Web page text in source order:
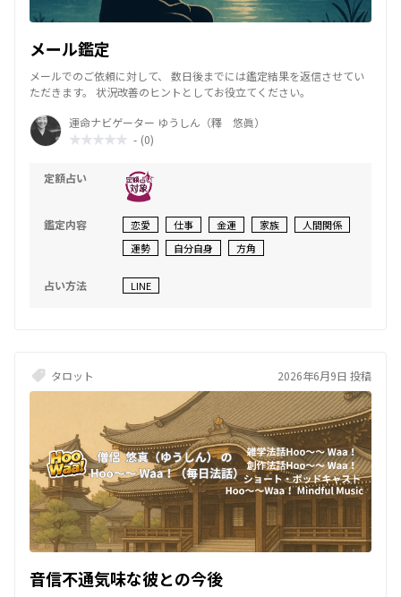
メール鑑定
メールでのご依頼に対して、 数日後までには鑑定結果を返信させてい
ただきます。 状況改善のヒントとしてお役立てください。
運命ナビゲーター ゆうしん（釋 悠眞）
- (0)
定額占い
鑑定内容 恋愛 仕事 金運 家族
人間関係
運勢
自分自身 方角
占い方法 LINE
タロット 2026年6月9日 投稿
音信不通気味な彼との今後